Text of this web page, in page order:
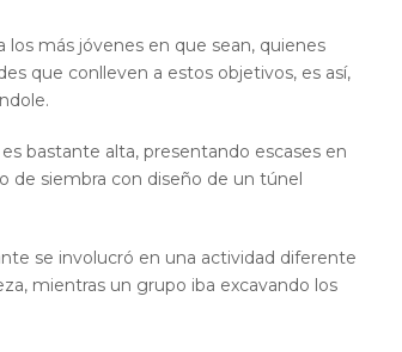
más jóvenes en que sean, quienes
que conlleven a estos objetivos, es así,
bastante alta, presentando escases en
de siembra con diseño de un túnel
se involucró en una actividad diferente
mientras un grupo iba excavando los